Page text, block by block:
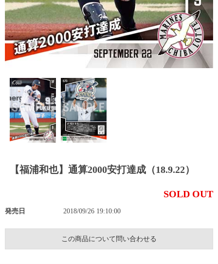
【福浦和也】通算2000安打達成（18.9.22）
SOLD OUT
発売日 2018/09/26 19:10:00
この商品について問い合わせる